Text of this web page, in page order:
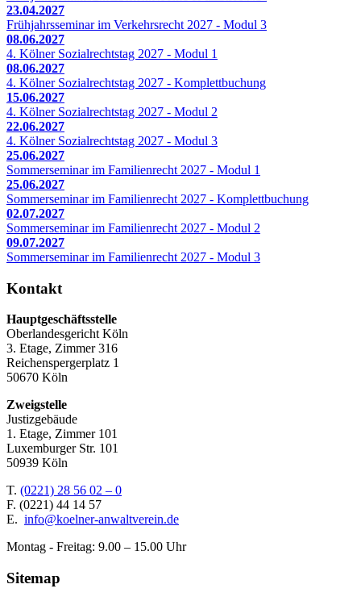
23.04.2027
Frühjahrsseminar im Verkehrsrecht 2027 - Modul 3
08.06.2027
4. Kölner Sozialrechtstag 2027 - Modul 1
08.06.2027
4. Kölner Sozialrechtstag 2027 - Komplettbuchung
15.06.2027
4. Kölner Sozialrechtstag 2027 - Modul 2
22.06.2027
4. Kölner Sozialrechtstag 2027 - Modul 3
25.06.2027
Sommerseminar im Familienrecht 2027 - Modul 1
25.06.2027
Sommerseminar im Familienrecht 2027 - Komplettbuchung
02.07.2027
Sommerseminar im Familienrecht 2027 - Modul 2
09.07.2027
Sommerseminar im Familienrecht 2027 - Modul 3
Kontakt
Hauptgeschäftsstelle
Oberlandesgericht Köln
3. Etage, Zimmer 316
Reichenspergerplatz 1
50670 Köln
Zweigstelle
Justizgebäude
1. Etage, Zimmer 101
Luxemburger Str. 101
50939 Köln
T. (0221) 28 56 02 – 0
F. (0221) 44 14 57
E. info@koelner-anwaltverein.de
Montag - Freitag: 9.00 – 15.00 Uhr
Sitemap